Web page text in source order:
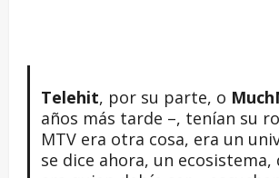
Telehit, por su parte, o
años más tarde –, tenían su
MTV era otra cosa, era un
se dice ahora, un ecosistema,